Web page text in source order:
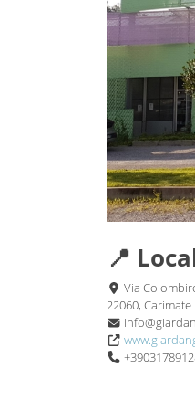
📍
Via
22060, Carimate